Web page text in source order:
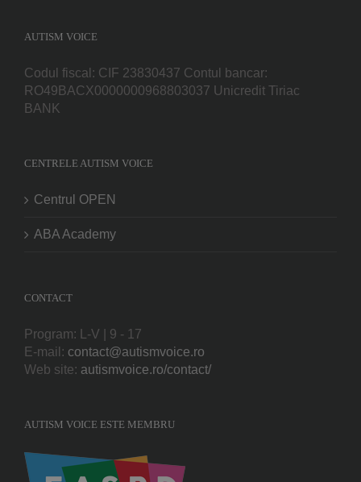
AUTISM VOICE
Codul fiscal: CIF 23830437 Contul bancar:
RO49BACX0000000968803037 Unicredit Tiriac
BANK
CENTRELE AUTISM VOICE
Centrul OPEN
ABA Academy
CONTACT
Program: L-V | 9 - 17
E-mail: contact@autismvoice.ro
Web site: autismvoice.ro/contact/
AUTISM VOICE ESTE MEMBRU